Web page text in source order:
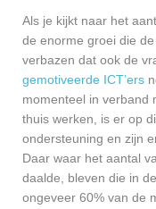
Als je kijkt naar het
de enorme groei die
verbazen dat ook de
gemotiveerde ICT’ers
momenteel in verband
thuis werken, is er op
ondersteuning en zijn
Daar waar het aantal
daalde, bleven die in
ongeveer 60% van de